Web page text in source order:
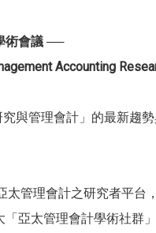
術會議 ──
Accounting
與管理會計」的最新趨
太管理會計之研究者平
亞太管理會計學術社群」